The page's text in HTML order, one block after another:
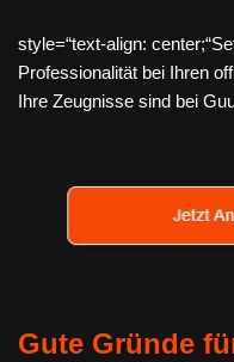
style=“text-align:
Professionalität bei Ihren
Ihre Zeugnisse sind bei
Gute Gründe